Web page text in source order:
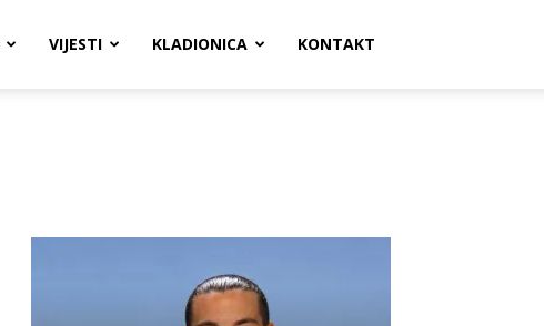
VIJESTI KLADIONICA KONTAKT